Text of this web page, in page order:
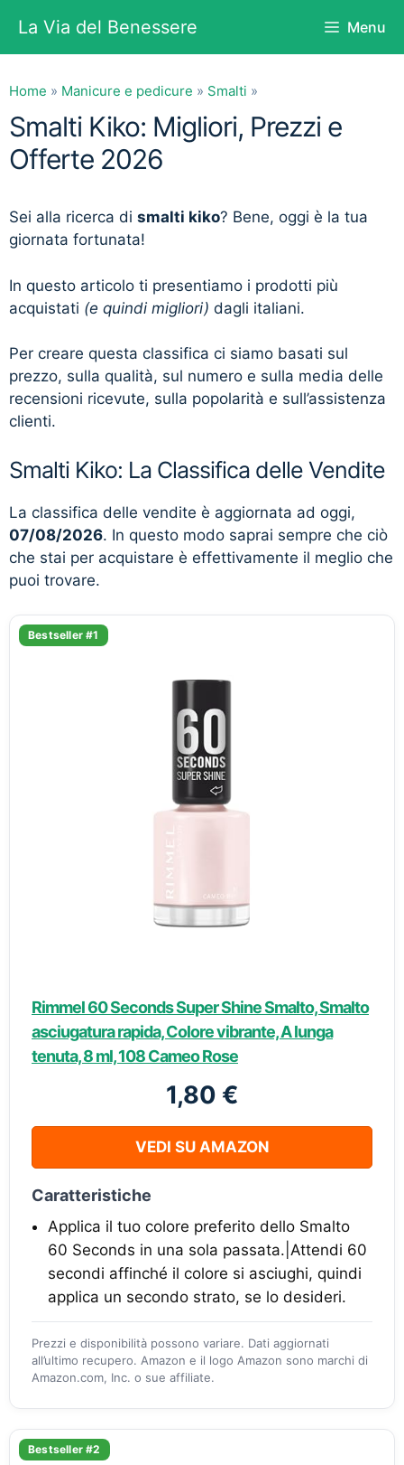
contenuto
La Via del Benessere Menu
Home » Manicure e pedicure » Smalti »
Smalti Kiko: Migliori, Prezzi e
Offerte 2026
Sei alla ricerca di smalti kiko? Bene, oggi è la tua
giornata fortunata!
In questo articolo ti presentiamo i prodotti più
acquistati (e quindi migliori) dagli italiani.
Per creare questa classifica ci siamo basati sul
prezzo, sulla qualità, sul numero e sulla media delle
recensioni ricevute, sulla popolarità e sull’assistenza
clienti.
Smalti Kiko: La Classifica delle Vendite
La classifica delle vendite è aggiornata ad oggi,
07/08/2026. In questo modo saprai sempre che ciò
che stai per acquistare è effettivamente il meglio che
puoi trovare.
Bestseller #1
Rimmel 60 Seconds Super Shine Smalto, Smalto
asciugatura rapida, Colore vibrante, A lunga
tenuta, 8 ml, 108 Cameo Rose
1,80 €
VEDI SU AMAZON
Caratteristiche
Applica il tuo colore preferito dello Smalto
60 Seconds in una sola passata.|Attendi 60
secondi affinché il colore si asciughi, quindi
applica un secondo strato, se lo desideri.
Prezzi e disponibilità possono variare. Dati aggiornati
all’ultimo recupero. Amazon e il logo Amazon sono marchi di
Amazon.com, Inc. o sue affiliate.
Bestseller #2